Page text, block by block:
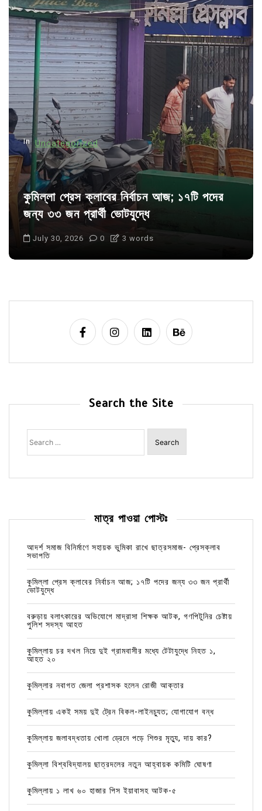
v
i
g
a
t
i
o
n
In Uncategorized
কুমিল্লা প্রেস ক্লাবের নির্বাচন আজ; ১৭টি পদের
জন্য ৩৩ জন প্রার্থী ভোটযুদ্ধে
July 30, 2026 0 3 words
Search the Site
Search
for:
মাত্র পাওয়া পোস্টঃ
আদর্শ সমাজ বিনির্মাণে সহায়ক ভুমিকা রাখে ছাত্রসমাজ- প্রেসক্লাব
সভাপতি
কুমিল্লা প্রেস ক্লাবের নির্বাচন আজ; ১৭টি পদের জন্য ৩৩ জন প্রার্থী
ভোটযুদ্ধে
বরুড়ায় বলাৎকারের অভিযোগে মাদ্রাসা শিক্ষক আটক, গণপিটুনির চেষ্টায়
পুলিশ সদস্য আহত
কুমিল্লায় চর দখল নিয়ে দুই গ্রামবাসীর মধ্যে টেটাযুদ্ধে নিহত ১,
আহত ২০
কুমিল্লার নবাগত জেলা প্রশাসক হলেন রোজী আক্তার
কুমিল্লায় একই সময় দুই ট্রেন বিকল-লাইনচ্যুত; যোগাযোগ বন্ধ
কুমিল্লায় জলাবদ্ধতায় খোলা ড্রেনে পড়ে শিশুর মৃত্যু, দায় কার?
কুমিল্লা বিশ্ববিদ্যালয় ছাত্রদলের নতুন আহ্বায়ক কমিটি ঘোষণা
কুমিল্লায় ১ লাখ ৬০ হাজার পিস ইয়াবাসহ আটক-৫